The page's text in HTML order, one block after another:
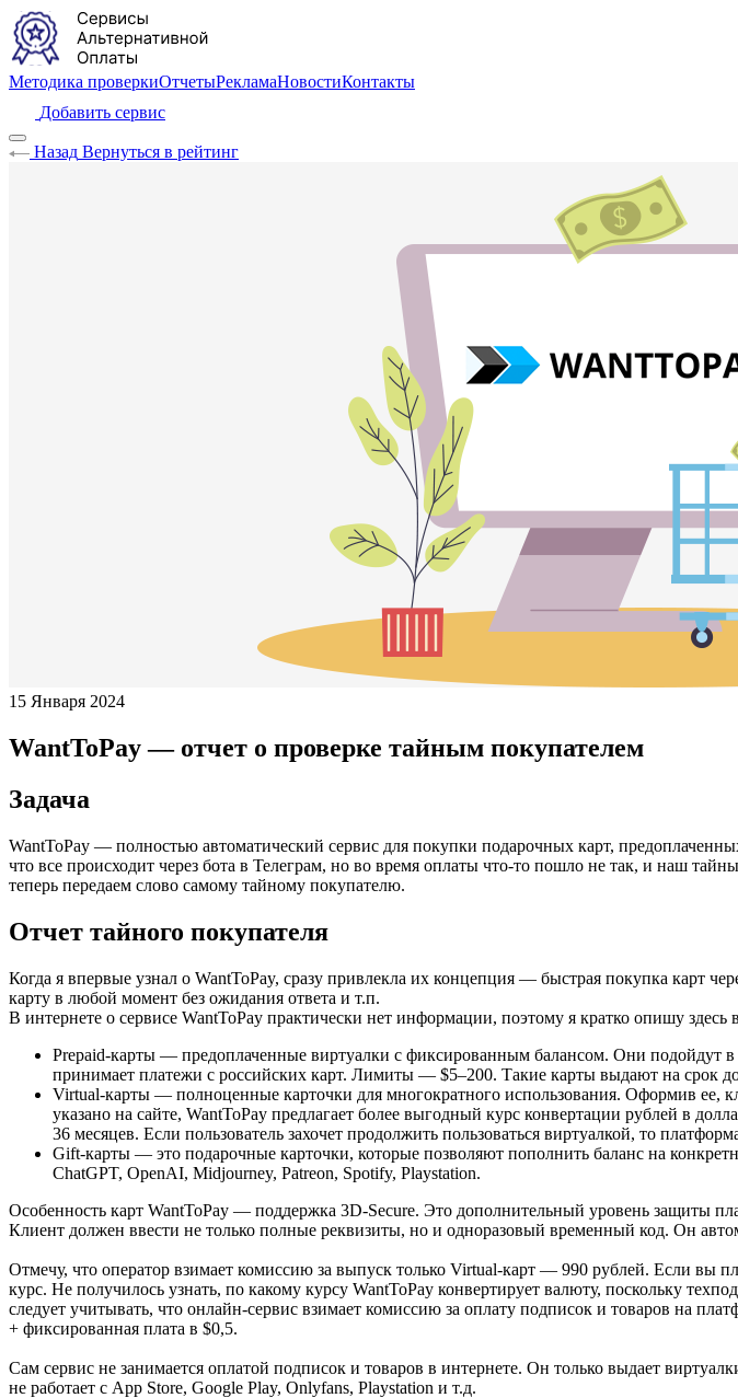
Методика проверкиОтчетыРекламаНовостиКонтакты
Добавить сервис
Назад Вернуться в рейтинг
15 Января 2024
WantToPay — отчет о проверке тайным покупателем
Задача
WantToPay — полностью автоматический сервис для покупки подарочных карт,
что все происходит через бота в Телеграм, но во время оплаты что-то пошло не так, и наш
теперь передаем слово самому тайному покупателю.
Отчет тайного покупателя
Когда я впервые узнал о WantToPay, сразу привлекла их концепция — быстрая покупка карт
карту в любой момент без ожидания ответа и т.п.
В интернете о сервисе WantToPay практически нет информации, поэтому я кратко опишу
Prepaid-карты — предоплаченные виртуалки с фиксированным балансом. Они подойдут в
принимает платежи с российских карт. Лимиты — $5–200. Такие карты выдают на срок
Virtual-карты — полноценные карточки для многократного использования. Оформив ее,
указано на сайте, WantToPay предлагает более выгодный курс конвертации рублей в
36 месяцев. Если пользователь захочет продолжить пользоваться виртуалкой, то
Gift-карты — это подарочные карточки, которые позволяют пополнить баланс на
ChatGPT, OpenAI, Midjourney, Patreon, Spotify, Playstation.
Особенность карт WantToPay — поддержка 3D-Secure. Это дополнительный уровень защиты
Клиент должен ввести не только полные реквизиты, но и одноразовый временный код. Он
Отмечу, что оператор взимает комиссию за выпуск только Virtual-карт — 990 рублей. Если
курс. Не получилось узнать, по какому курсу WantToPay конвертирует валюту, поскольку
следует учитывать, что онлайн-сервис взимает комиссию за оплату подписок и товаров на
+ фиксированная плата в $0,5.
Сам сервис не занимается оплатой подписок и товаров в интернете. Он только выдает
не работает с App Store, Google Play, Onlyfans, Playstation и т.д.